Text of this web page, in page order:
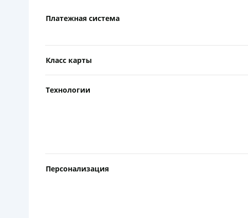
Платежная система
Класс карты
Технологии
Персонализация